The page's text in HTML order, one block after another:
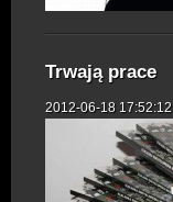
Trwają prace
2012-06-18 17:52:12